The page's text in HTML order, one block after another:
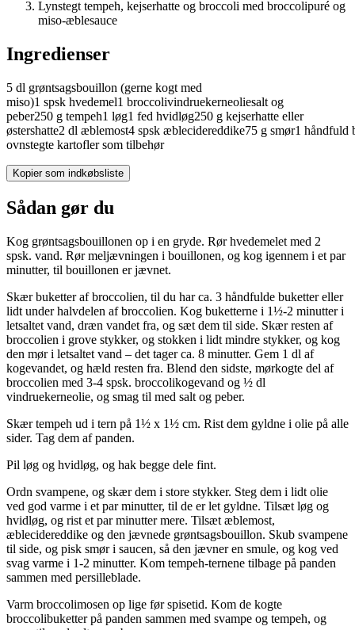
Lynstegt tempeh, kejserhatte og broccoli med broccolipuré og
miso-æblesauce
Ingredienser
5 dl grøntsagsbouillon (gerne kogt med
miso)1 spsk hvedemel1 broccolivindruekerneoliesalt og
peber250 g tempeh1 løg1 fed hvidløg250 g kejserhatte eller
østershatte2 dl æblemost4 spsk æblecidereddike75 g smør1 håndfuld
ovnstegte kartofler som tilbehør
Kopier som indkøbsliste
Sådan gør du
Kog grøntsagsbouillonen op i en gryde. Rør hvedemelet med 2
spsk. vand. Rør meljævningen i bouillonen, og kog igennem i et par
minutter, til bouillonen er jævnet.
Skær buketter af broccolien, til du har ca. 3 håndfulde buketter eller
lidt under halvdelen af broccolien. Kog buketterne i 1½-2 minutter i
letsaltet vand, dræn vandet fra, og sæt dem til side. Skær resten af
broccolien i grove stykker, og stokken i lidt mindre stykker, og kog
den mør i letsaltet vand – det tager ca. 8 minutter. Gem 1 dl af
kogevandet, og hæld resten fra. Blend den sidste, mørkogte del af
broccolien med 3-4 spsk. broccolikogevand og ½ dl
vindruekerneolie, og smag til med salt og peber.
Skær tempeh ud i tern på 1½ x 1½ cm. Rist dem gyldne i olie på alle
sider. Tag dem af panden.
Pil løg og hvidløg, og hak begge dele fint.
Ordn svampene, og skær dem i store stykker. Steg dem i lidt olie
ved god varme i et par minutter, til de er let gyldne. Tilsæt løg og
hvidløg, og rist et par minutter mere. Tilsæt æblemost,
æblecidereddike og den jævnede grøntsagsbouillon. Skub svampene
til side, og pisk smør i saucen, så den jævner en smule, og kog ved
svag varme i 1-2 minutter. Kom tempeh-ternene tilbage på panden
sammen med persilleblade.
Varm broccolimosen op lige før spisetid. Kom de kogte
broccolibuketter på panden sammen med svampe og tempeh, og